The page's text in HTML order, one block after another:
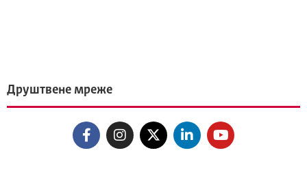
Друштвене мреже